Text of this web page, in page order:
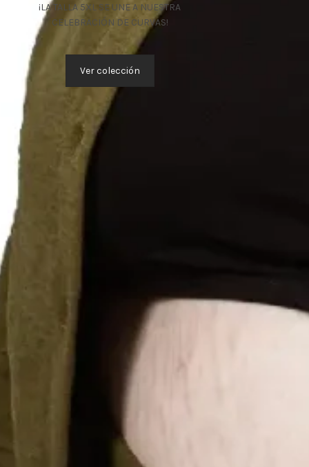
¡LA TALLA 5XL SE UNE A NUESTRA
CELEBRACIÓN DE CURVAS!
Ver colección